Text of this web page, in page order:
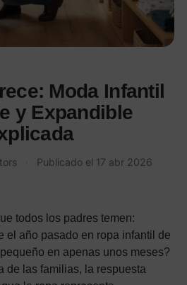
Moda Infantil
y Expandible
Publicado el 17 abr 2026
todos los padres temen:
el año pasado en ropa infantil de
en apenas unos meses?
de las familias, la respuesta